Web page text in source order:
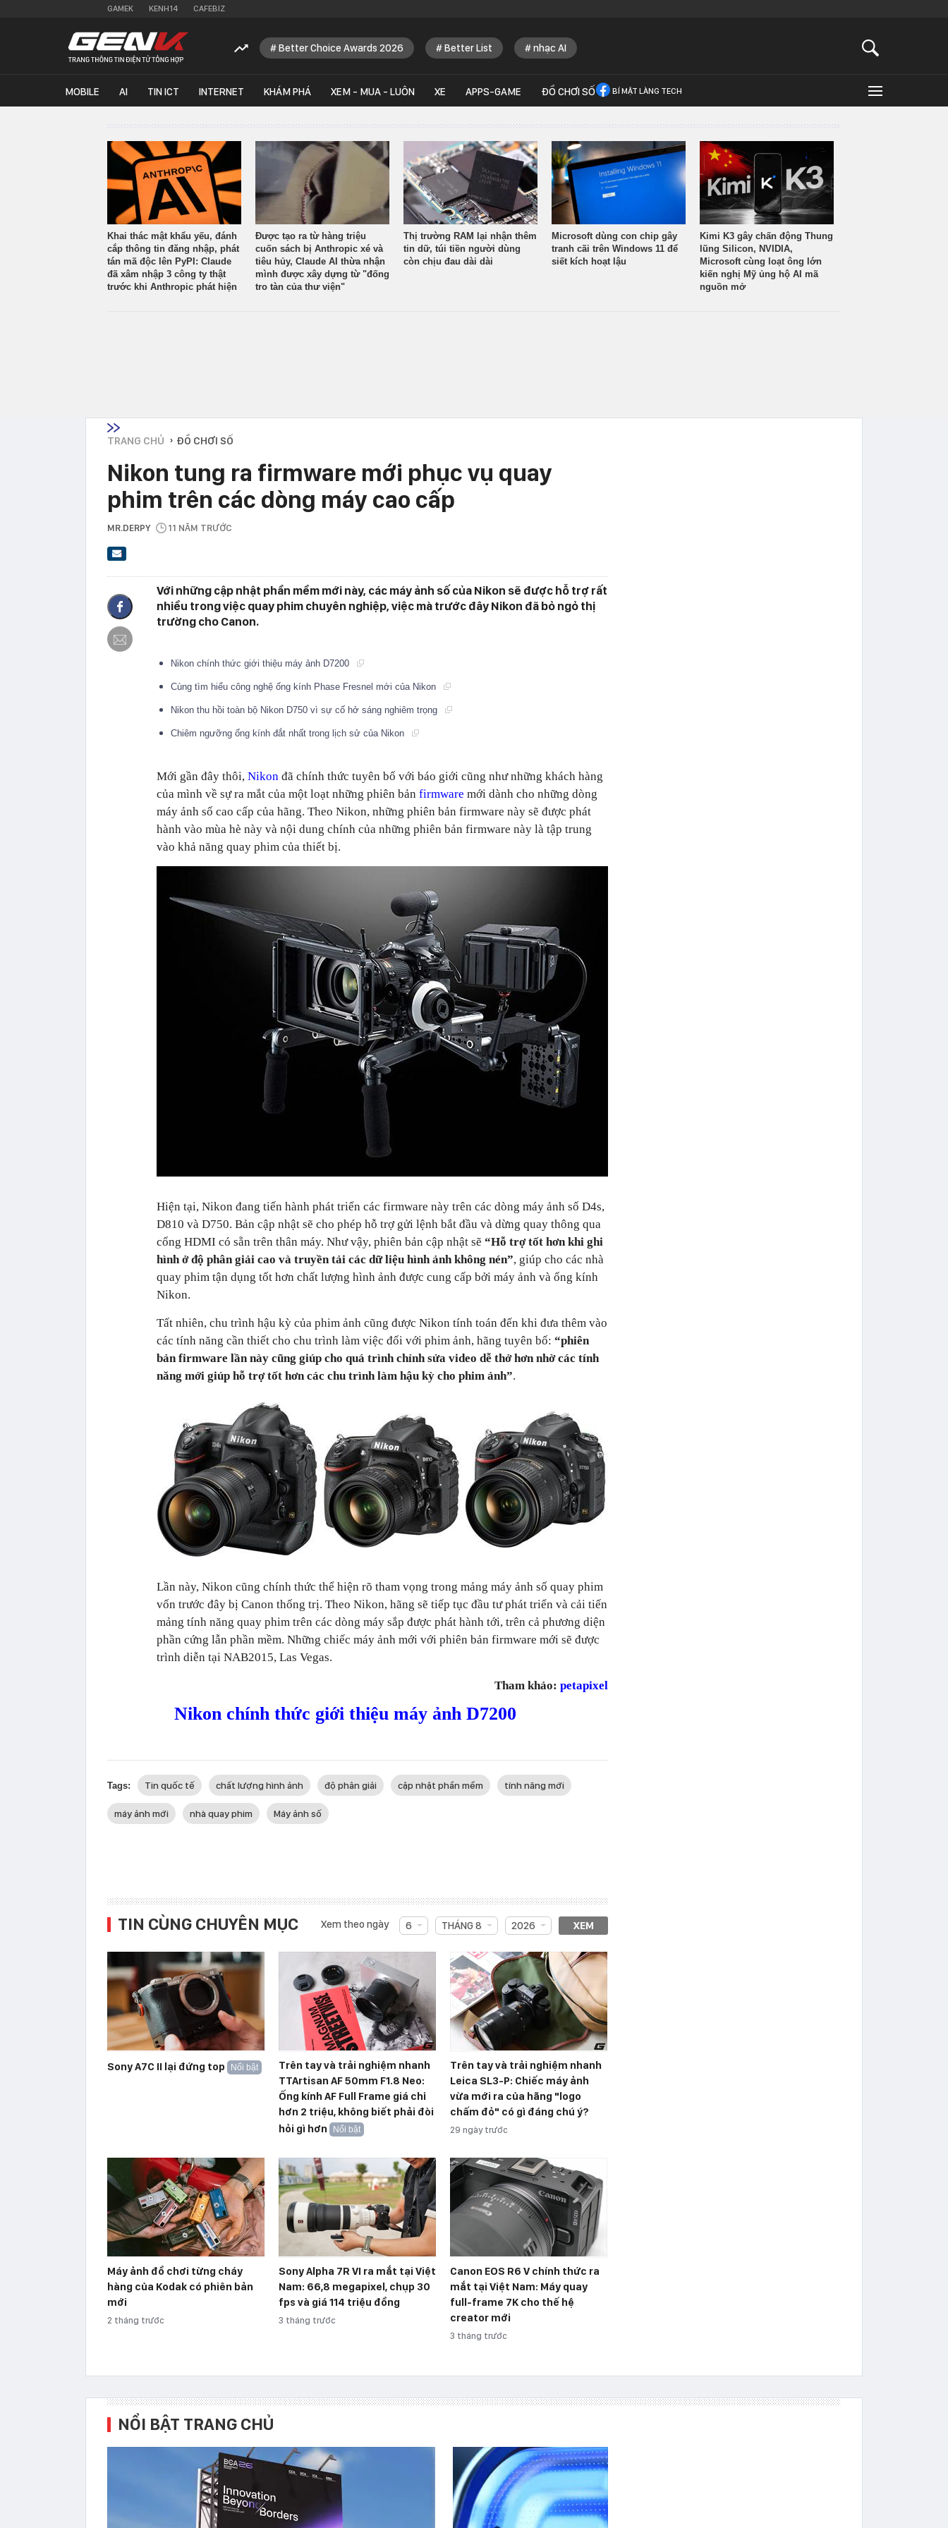
GAMEK KENH14 CAFEBIZ
Better Choice Awards 2026 Better List nhạc AI
MOBILE AI TIN ICT INTERNET KHÁM PHÁ XEM - MUA - LUÔN XE APPS-GAME ĐỒ CHƠI SỐ BÍ MẬT LÀNG TECH
Khai thác mật khẩu yếu, đánh
cắp thông tin đăng nhập, phát
tán mã độc lên PyPI: Claude
đã xâm nhập 3 công ty thật
trước khi Anthropic phát hiện
Được tạo ra từ hàng triệu
cuốn sách bị Anthropic xé và
tiêu hủy, Claude AI thừa nhận
mình được xây dựng từ "đống
tro tàn của thư viện"
Thị trường RAM lại nhận thêm
tin dữ, túi tiền người dùng
còn chịu đau dài dài
Microsoft dùng con chip gây
tranh cãi trên Windows 11 để
siết kích hoạt lậu
Kimi K3 gây chấn động Thung
lũng Silicon, NVIDIA,
Microsoft cùng loạt ông lớn
kiến nghị Mỹ ủng hộ AI mã
nguồn mở
TRANG CHỦ › ĐỒ CHƠI SỐ
Nikon tung ra firmware mới phục vụ quay
phim trên các dòng máy cao cấp
MR.DERPY 11 NĂM TRƯỚC
Với những cập nhật phần mềm mới này, các máy ảnh số của Nikon sẽ được hỗ trợ rất
nhiều trong việc quay phim chuyên nghiệp, việc mà trước đây Nikon đã bỏ ngỏ thị
trường cho Canon.
Nikon chính thức giới thiệu máy ảnh D7200
Cùng tìm hiểu công nghệ ống kính Phase Fresnel mới của Nikon
Nikon thu hồi toàn bộ Nikon D750 vì sự cố hở sáng nghiêm trọng
Chiêm ngưỡng ống kính đắt nhất trong lịch sử của Nikon
Mới gần đây thôi, Nikon đã chính thức tuyên bố với báo giới cũng như những khách hàng
của mình về sự ra mắt của một loạt những phiên bản firmware mới dành cho những dòng
máy ảnh số cao cấp của hãng. Theo Nikon, những phiên bản firmware này sẽ được phát
hành vào mùa hè này và nội dung chính của những phiên bản firmware này là tập trung
vào khả năng quay phim của thiết bị.
Hiện tại, Nikon đang tiến hành phát triển các firmware này trên các dòng máy ảnh số D4s,
D810 và D750. Bản cập nhật sẽ cho phép hỗ trợ gửi lệnh bắt đầu và dừng quay thông qua
cổng HDMI có sẵn trên thân máy. Như vậy, phiên bản cập nhật sẽ “Hỗ trợ tốt hơn khi ghi
hình ở độ phân giải cao và truyền tải các dữ liệu hình ảnh không nén”, giúp cho các nhà
quay phim tận dụng tốt hơn chất lượng hình ảnh được cung cấp bởi máy ảnh và ống kính
Nikon.
Tất nhiên, chu trình hậu kỳ của phim ảnh cũng được Nikon tính toán đến khi đưa thêm vào
các tính năng cần thiết cho chu trình làm việc đối với phim ảnh, hãng tuyên bố: “phiên
bản firmware lần này cũng giúp cho quá trình chỉnh sửa video dễ thở hơn nhờ các tính
năng mới giúp hỗ trợ tốt hơn các chu trình làm hậu kỳ cho phim ảnh”.
Lần này, Nikon cũng chính thức thể hiện rõ tham vọng trong mảng máy ảnh số quay phim
vốn trước đây bị Canon thống trị. Theo Nikon, hãng sẽ tiếp tục đầu tư phát triển và cải tiến
mảng tính năng quay phim trên các dòng máy sắp được phát hành tới, trên cả phương diện
phần cứng lẫn phần mềm. Những chiếc máy ảnh mới với phiên bản firmware mới sẽ được
trình diễn tại NAB2015, Las Vegas.
Tham khảo: petapixel
Nikon chính thức giới thiệu máy ảnh D7200
Tags: Tin quốc tế chất lượng hình ảnh độ phân giải cập nhật phần mềm tính năng mới
máy ảnh mới nhà quay phim Máy ảnh số
TIN CÙNG CHUYÊN MỤC Xem theo ngày 6 THÁNG 8 2026 XEM
Sony A7C II lại đứng top Nổi bật
Trên tay và trải nghiệm nhanh
TTArtisan AF 50mm F1.8 Neo:
Ống kính AF Full Frame giá chỉ
hơn 2 triệu, không biết phải đòi
hỏi gì hơn
Nổi bật
Trên tay và trải nghiệm nhanh
Leica SL3-P: Chiếc máy ảnh
vừa mới ra của hãng "logo
chấm đỏ" có gì đáng chú ý?
29 ngày trước
Máy ảnh đồ chơi từng cháy
hàng của Kodak có phiên bản
mới
2 tháng trước
Sony Alpha 7R VI ra mắt tại Việt
Nam: 66,8 megapixel, chụp 30
fps và giá 114 triệu đồng
3 tháng trước
Canon EOS R6 V chính thức ra
mắt tại Việt Nam: Máy quay
full-frame 7K cho thế hệ
creator mới
3 tháng trước
NỔI BẬT TRANG CHỦ